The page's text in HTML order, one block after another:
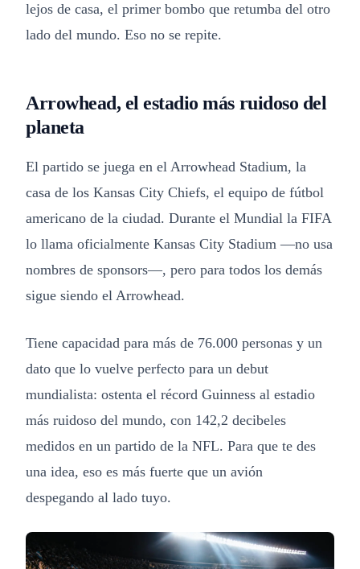
lejos de casa, el primer bombo que retumba del otro
lado del mundo. Eso no se repite.
Arrowhead, el estadio más ruidoso del
planeta
El partido se juega en el Arrowhead Stadium, la
casa de los Kansas City Chiefs, el equipo de fútbol
americano de la ciudad. Durante el Mundial la FIFA
lo llama oficialmente Kansas City Stadium —no usa
nombres de sponsors—, pero para todos los demás
sigue siendo el Arrowhead.
Tiene capacidad para más de 76.000 personas y un
dato que lo vuelve perfecto para un debut
mundialista: ostenta el récord Guinness al estadio
más ruidoso del mundo, con 142,2 decibeles
medidos en un partido de la NFL. Para que te des
una idea, eso es más fuerte que un avión
despegando al lado tuyo.